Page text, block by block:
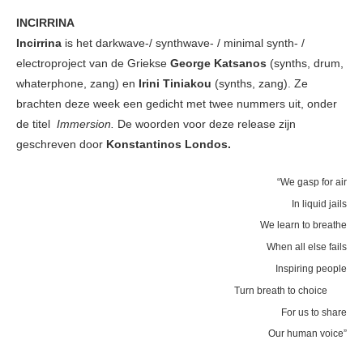
INCIRRINA
Incirrina is het darkwave-/ synthwave- / minimal synth- /
electroproject van de Griekse George Katsanos (synths, drum,
whaterphone, zang) en Irini Tiniakou (synths, zang). Ze
brachten deze week een gedicht met twee nummers uit, onder
de titel Immersion. De woorden voor deze release zijn
geschreven door Konstantinos Londos.
“We gasp for air
In liquid jails
We learn to breathe
When all else fails
Inspiring people
Turn breath to choice
For us to share
Our human voice”